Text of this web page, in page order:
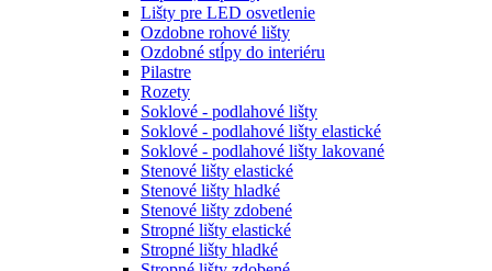
Lišty pre LED osvetlenie
Ozdobne rohové lišty
Ozdobné stĺpy do interiéru
Pilastre
Rozety
Soklové - podlahové lišty
Soklové - podlahové lišty elastické
Soklové - podlahové lišty lakované
Stenové lišty elastické
Stenové lišty hladké
Stenové lišty zdobené
Stropné lišty elastické
Stropné lišty hladké